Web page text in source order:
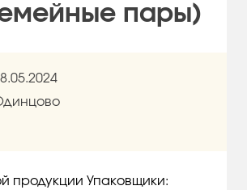
пары)
продукции Упаковщики: